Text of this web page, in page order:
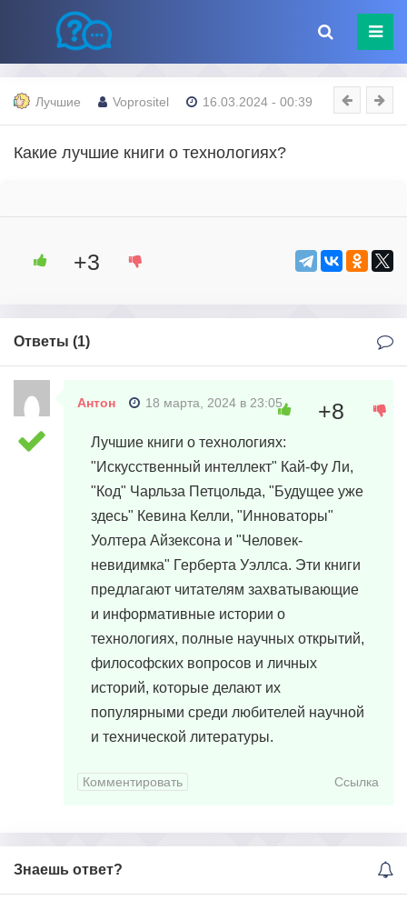
Лучшие Voprositel 16.03.2024 - 00:39
Какие лучшие книги о технологиях?
+3
Ответы (1)
Антон 18 марта, 2024 в 23:05
Лучшие книги о технологиях:
"Искусственный интеллект" Кай-Фу Ли,
"Код" Чарльза Петцольда, "Будущее уже
здесь" Кевина Келли, "Инноваторы"
Уолтера Айзексона и "Человек-
невидимка" Герберта Уэллса. Эти книги
предлагают читателям захватывающие
и информативные истории о
технологиях, полные научных открытий,
философских вопросов и личных
историй, которые делают их
популярными среди любителей научной
и технической литературы.
+8
Комментировать Ссылка
Знаешь ответ?